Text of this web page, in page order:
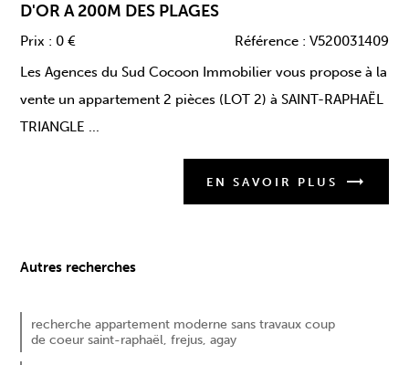
D'OR A 200M DES PLAGES
Prix : 0 € Référence : V520031409
Les Agences du Sud Cocoon Immobilier vous propose à la
vente un appartement 2 pièces (LOT 2) à SAINT-RAPHAËL
TRIANGLE ...
EN SAVOIR PLUS
Autres recherches
recherche appartement moderne sans travaux coup
de coeur saint-raphaël, frejus, agay